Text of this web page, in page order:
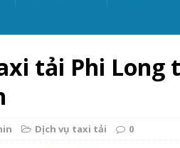
tải Phi Long
Dịch vụ taxi tải 0